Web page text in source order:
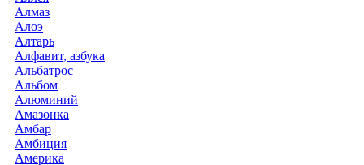
Алмаз
Алоэ
Алтарь
Алфавит, азбука
Альбатрос
Альбом
Алюминий
Амазонка
Амбар
Амбиция
Америка